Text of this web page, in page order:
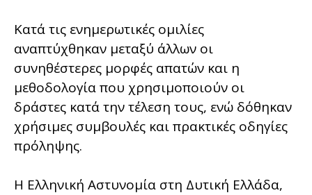
Κατά τις ενημερωτικές ομιλίες
αναπτύχθηκαν μεταξύ άλλων οι
συνηθέστερες μορφές απατών και η
μεθοδολογία που χρησιμοποιούν οι
δράστες κατά την τέλεση τους, ενώ δόθηκαν
χρήσιμες συμβουλές και πρακτικές οδηγίες
πρόληψης.
Η Ελληνική Αστυνομία στη Δυτική Ελλάδα,